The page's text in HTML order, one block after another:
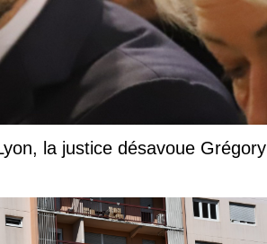
la justice désavoue Grégory